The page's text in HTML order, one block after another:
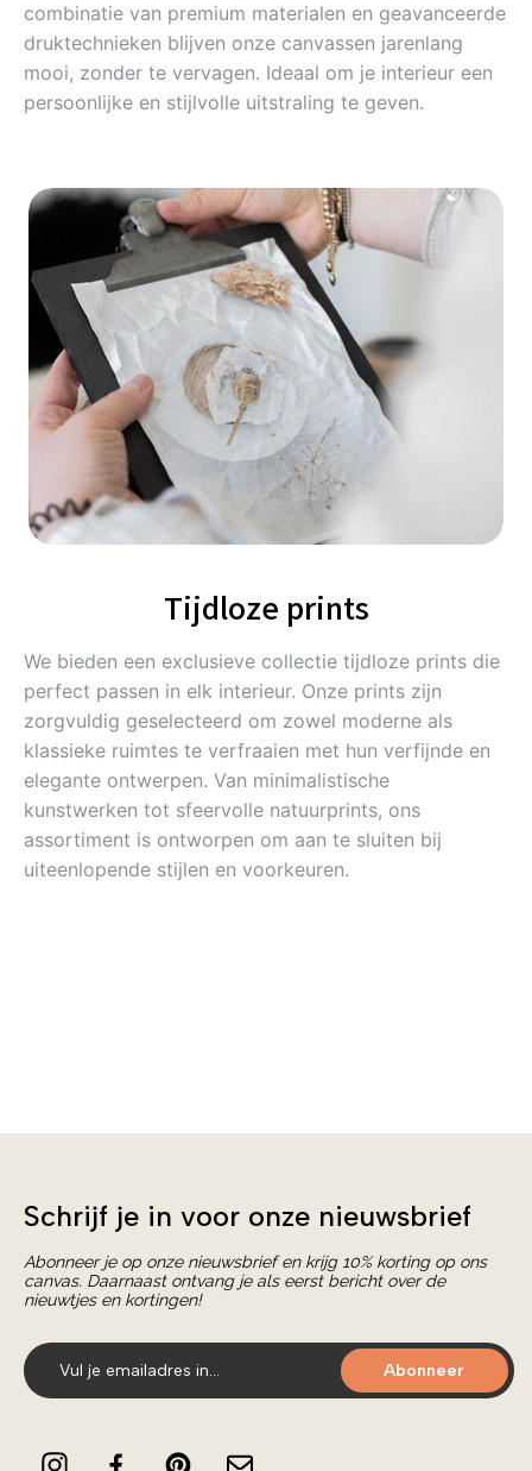
combinatie van premium materialen en geavanceerde
druktechnieken blijven onze canvassen jarenlang
mooi, zonder te vervagen. Ideaal om je interieur een
persoonlijke en stijlvolle uitstraling te geven.
Tijdloze prints
We bieden een exclusieve collectie tijdloze prints die
perfect passen in elk interieur. Onze prints zijn
zorgvuldig geselecteerd om zowel moderne als
klassieke ruimtes te verfraaien met hun verfijnde en
elegante ontwerpen. Van minimalistische
kunstwerken tot sfeervolle natuurprints, ons
assortiment is ontworpen om aan te sluiten bij
uiteenlopende stijlen en voorkeuren.
Schrijf je in voor onze nieuwsbrief
Abonneer je op onze nieuwsbrief en krijg 10% korting op ons
canvas. Daarnaast ontvang je als eerst bericht over de
nieuwtjes en kortingen!
Abonneer